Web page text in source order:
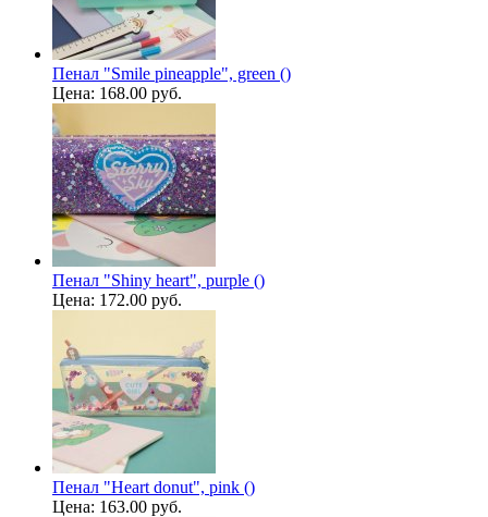
Пенал "Smile pineapple", green ()
Цена: 168.00 руб.
Пенал "Shiny heart", purple ()
Цена: 172.00 руб.
Пенал "Heart donut", pink ()
Цена: 163.00 руб.